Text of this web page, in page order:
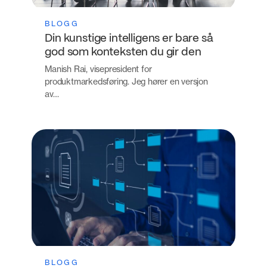
BLOGG
Din kunstige intelligens er bare så
god som konteksten du gir den
Manish Rai, visepresident for
produktmarkedsføring. Jeg hører en versjon
av…
BLOGG